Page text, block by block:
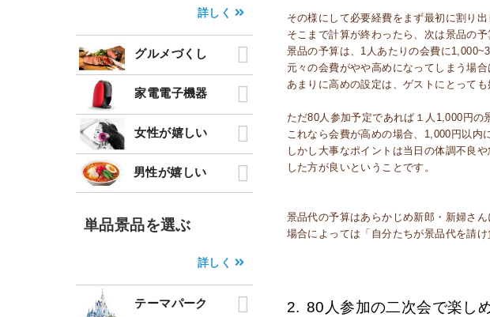
詳しく
グルメづくし
家電電子機器
女性が嬉しい
男性が嬉しい
単品景品を選ぶ
詳しく
テーマパーク
その様にして必要経費をまず最初に割り
そこまで計算が終わったら、次は景品の予
景品の予算は、1人あたりの会費に
元々の会費がやや高めになってしまう場
あまりに高めの設定は、ゲストにとって
ただ80人参加予定であれば１人1,000円の
これなら会費が高めの場合、1,000円以内
しかし大事なポイントは当日の体調不良
した方が良いということです。
景品代の予算はあらかじめ新郎・新婦さ
場合によっては「自分たちが景品代を請
2. 80人参加の二次会で楽し